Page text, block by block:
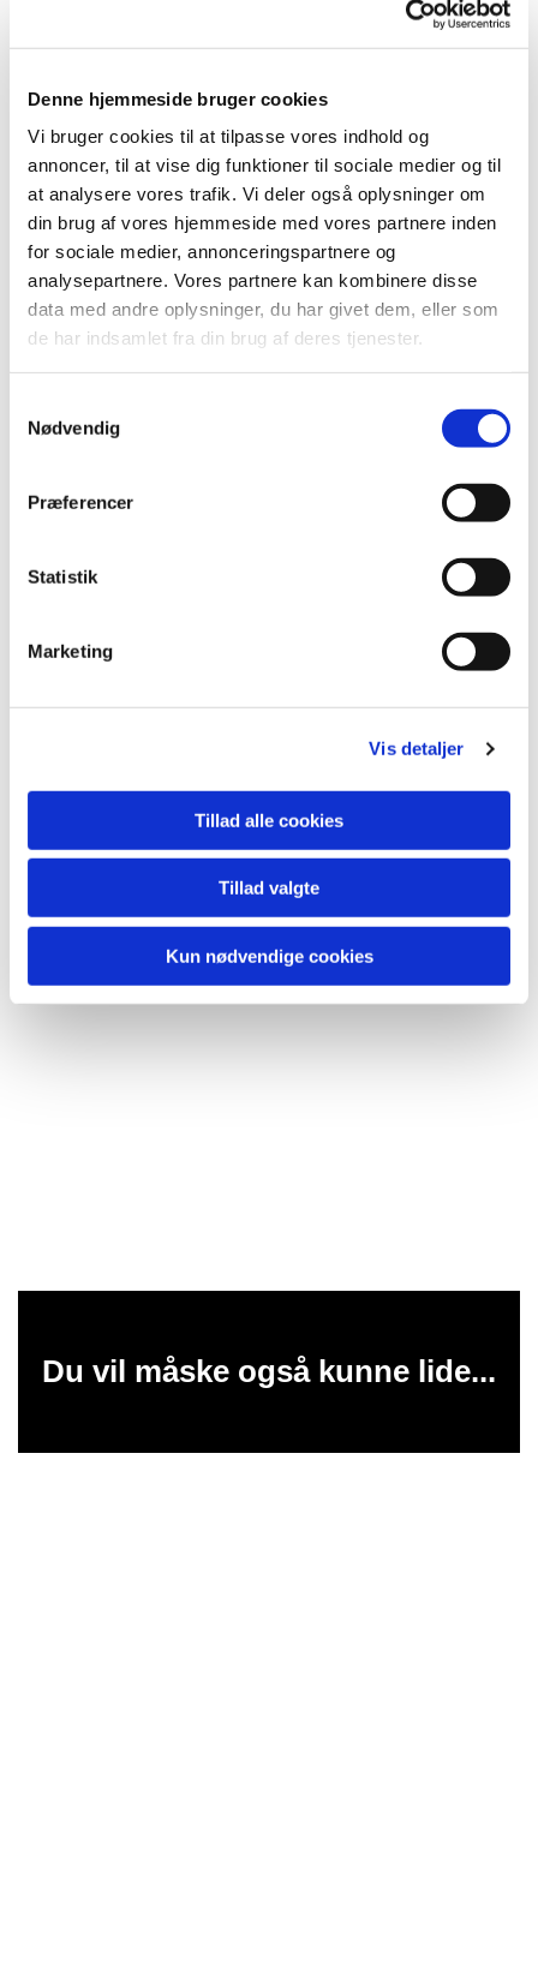
Denne hjemmeside bruger cookies
Vi bruger cookies til at tilpasse vores indhold og
annoncer, til at vise dig funktioner til sociale medier og til
at analysere vores trafik. Vi deler også oplysninger om
din brug af vores hjemmeside med vores partnere inden
for sociale medier, annonceringspartnere og
analysepartnere. Vores partnere kan kombinere disse
data med andre oplysninger, du har givet dem, eller som
de har indsamlet fra din brug af deres tjenester.
Nødvendig
Præferencer
Statistik
Marketing
Vis detaljer
Tillad alle cookies
Tillad valgte
Kun nødvendige cookies
Du vil måske også kunne lide...